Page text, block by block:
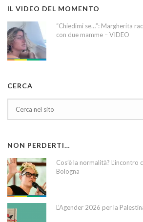
IL VIDEO DEL MOMENTO
“Chiedimi se…”: Margherita
con due mamme – VIDEO
CERCA
NON PERDERTI…
Cos’è la normalità? L’incontro
Bologna
L’Agender 2026 per la